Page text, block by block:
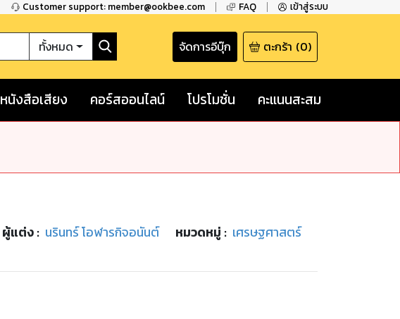
Customer support: member@ookbee.com FAQ เข้าสู่ระบบ
ทั้งหมด จัดการอีบุ๊ก ตะกร้า (0)
หนังสือเสียง คอร์สออนไลน์ โปรโมชั่น คะแนนสะสม
ผู้แต่ง : นรินทร์ โอฬารกิจอนันต์ หมวดหมู่ : เศรษฐศาสตร์